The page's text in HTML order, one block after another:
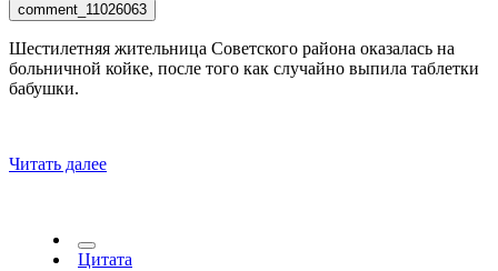
comment_11026063
Шестилетняя жительница Советского района оказалась на
больничной койке, после того как случайно выпила таблетки
бабушки.
Читать далее
Цитата